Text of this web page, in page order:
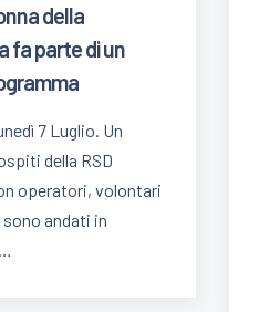
della
fa parte di un
7 Luglio. Un
della RSD
operatori, volontari
andati in